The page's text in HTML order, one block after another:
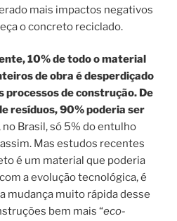
mais impactos negativos
o concreto reciclado.
10% de todo o material
de obra é desperdiçado
processos de construção. De
resíduos, 90% poderia ser
Brasil, só 5% do entulho
Mas estudos recentes
é um material que poderia
a evolução tecnológica, é
mudança muito rápida desse
bem mais “eco-